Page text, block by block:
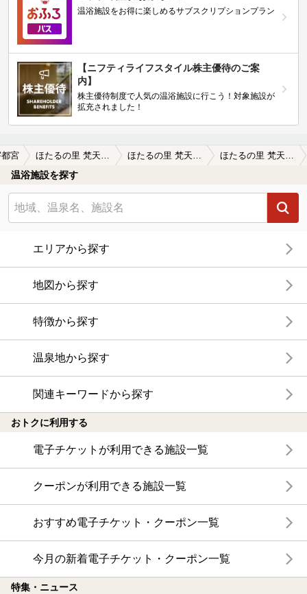
温浴施設をお得に楽しめるサブスクリプションプラン
【ニフティライフスタイル株主優待のご案
内】
株主優待制度で人気の温浴施設に行こう！対象施設が
拡充されました！
宮 ほたるの里 梵天の湯（ぼんてんのゆ） ほたるの里 梵天の湯（ぼんてんのゆ）の口コミ一覧 ほたるの里 梵天の湯（ぼんてんのゆ）の口コミ コロナ禍、家族で貸し切りができる温泉を…
温浴施設を探す
エリアから探す
地図から探す
特徴から探す
温泉地から探す
関連キーワードから探す
おトクに利用する
電子チケットが利用できる施設一覧
クーポンが利用できる施設一覧
おすすめ電子チケット・クーポン一覧
今月の新着電子チケット・クーポン一覧
特集・ニュース